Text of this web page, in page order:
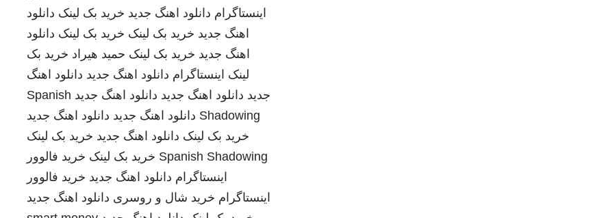
اینستاگرام دانلود اهنگ جدید خرید بک لینک دانلود
اهنگ جدید خرید بک لینک خرید بک لینک دانلود
اهنگ جدید خرید بک لینک حمید هیراد خرید بک
لینک اینستاگرام دانلود اهنگ جدید دانلود اهنگ
جدید دانلود اهنگ جدید دانلود اهنگ جدید Spanish
Shadowing دانلود اهنگ جدید دانلود اهنگ جدید
خرید بک لینک دانلود اهنگ جدید خرید بک لینک
Spanish Shadowing خرید بک لینک خرید فالوور
اینستاگرام دانلود اهنگ جدید خرید فالوور
اینستاگرام خرید شال و روسری دانلود اهنگ جدید